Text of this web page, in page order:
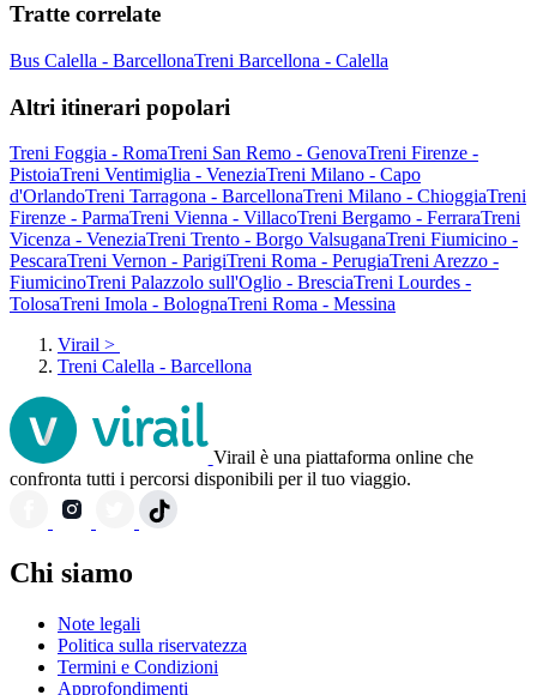
Tratte correlate
Bus Calella - BarcellonaTreni Barcellona - Calella
Altri itinerari popolari
Treni Foggia - RomaTreni San Remo - GenovaTreni Firenze -
PistoiaTreni Ventimiglia - VeneziaTreni Milano - Capo
d'OrlandoTreni Tarragona - BarcellonaTreni Milano - ChioggiaTreni
Firenze - ParmaTreni Vienna - VillacoTreni Bergamo - FerraraTreni
Vicenza - VeneziaTreni Trento - Borgo ValsuganaTreni Fiumicino -
PescaraTreni Vernon - ParigiTreni Roma - PerugiaTreni Arezzo -
FiumicinoTreni Palazzolo sull'Oglio - BresciaTreni Lourdes -
TolosaTreni Imola - BolognaTreni Roma - Messina
Virail >
Treni Calella - Barcellona
Virail è una piattaforma online che
confronta tutti i percorsi disponibili per il tuo viaggio.
Chi siamo
Note legali
Politica sulla riservatezza
Termini e Condizioni
Approfondimenti